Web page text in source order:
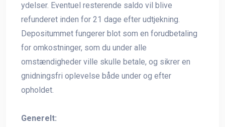
ydelser. Eventuel resterende saldo vil blive
refunderet inden for 21 dage efter udtjekning.
Depositummet fungerer blot som en forudbetaling
for omkostninger, som du under alle
omstændigheder ville skulle betale, og sikrer en
gnidningsfri oplevelse både under og efter
opholdet.
Generelt: